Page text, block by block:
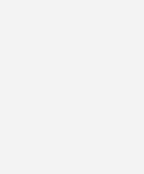
ist bisher auf das
mit einer Wechselrichter-
erklärt Marko Ibsch.
Monaten so
verwendet werden kann,
eröffnet. Damit wird auch
die Plattform Realität“, stellt er